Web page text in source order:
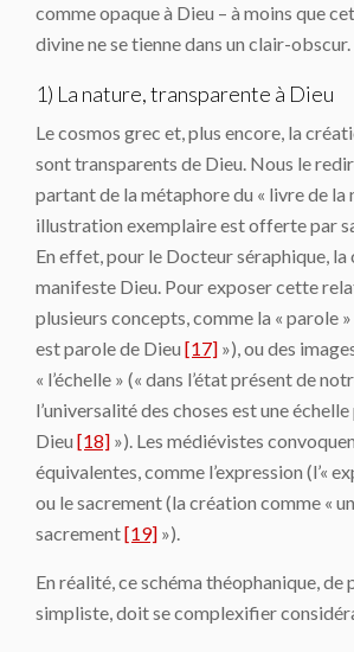
comme opaque à Dieu – à moins que
divine ne se tienne dans un clair-obscur.
1) La nature, transparente à Dieu
Le cosmos grec et, plus encore, la
sont transparents de Dieu. Nous le
partant de la métaphore du « livre de la
illustration exemplaire est offerte par
En effet, pour le Docteur séraphique, la
manifeste Dieu. Pour exposer cette
plusieurs concepts, comme la « parole
est parole de Dieu [17] »), ou des
« l’échelle » (« dans l’état présent de
l’universalité des choses est une
Dieu [18] »). Les médiévistes
équivalentes, comme l’expression (l’«
ou le sacrement (la création comme «
sacrement[19] »).
En réalité, ce schéma théophanique, de
simpliste, doit se complexifier